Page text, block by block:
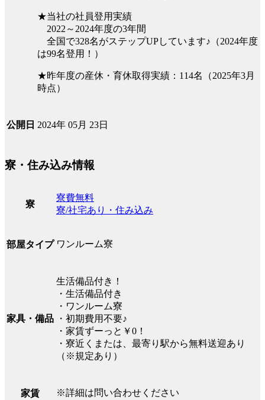
★当社の社員登用実績
2022～2024年度の3年間
全国で328名がステップUPしています♪（2024年度
は99名登用！）
★昨年度の産休・育休取得実績：114名（2025年3月
時点）
公開日 2024年 05月 23日
寮・住み込み情報
寮
寮費無料
寮/社宅あり・住み込み
部屋タイプ ワンルーム寮
家具・備品
生活備品付き！
・生活備品付き
・ワンルーム寮
・初期費用不要♪
・家賃ずーっと￥0！
・寮近くまたは、最寄り駅から無料送迎あり
（※規定あり）
家賃 ※詳細は問い合わせください